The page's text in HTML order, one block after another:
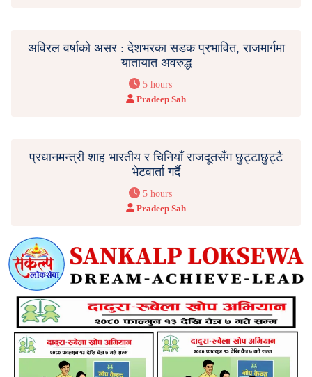
अविरल वर्षाको असर : देशभरका सडक प्रभावित, राजमार्गमा
यातायात अवरुद्ध
5 hours
Pradeep Sah
प्रधानमन्त्री शाह भारतीय र चिनियाँ राजदूतसँग छुट्टाछुट्टै
भेटवार्ता गर्दै
5 hours
Pradeep Sah